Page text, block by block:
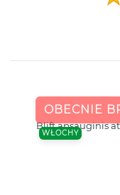
OBECNIE
WŁOCHY
Blift apsauginis